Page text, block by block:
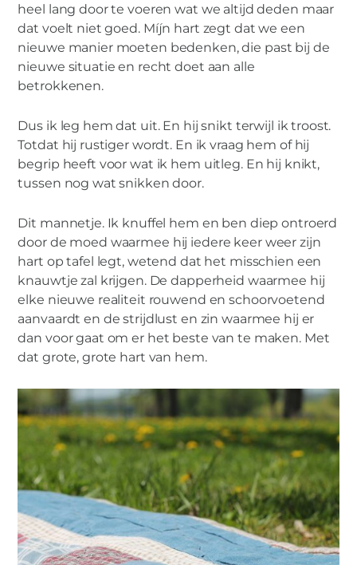
heel lang door te voeren wat we altijd deden maar
dat voelt niet goed. Míjn hart zegt dat we een
nieuwe manier moeten bedenken, die past bij de
nieuwe situatie en recht doet aan alle
betrokkenen.
Dus ik leg hem dat uit. En hij snikt terwijl ik troost.
Totdat hij rustiger wordt. En ik vraag hem of hij
begrip heeft voor wat ik hem uitleg. En hij knikt,
tussen nog wat snikken door.
Dit mannetje. Ik knuffel hem en ben diep ontroerd
door de moed waarmee hij iedere keer weer zijn
hart op tafel legt, wetend dat het misschien een
knauwtje zal krijgen. De dapperheid waarmee hij
elke nieuwe realiteit rouwend en schoorvoetend
aanvaardt en de strijdlust en zin waarmee hij er
dan voor gaat om er het beste van te maken. Met
dat grote, grote hart van hem.